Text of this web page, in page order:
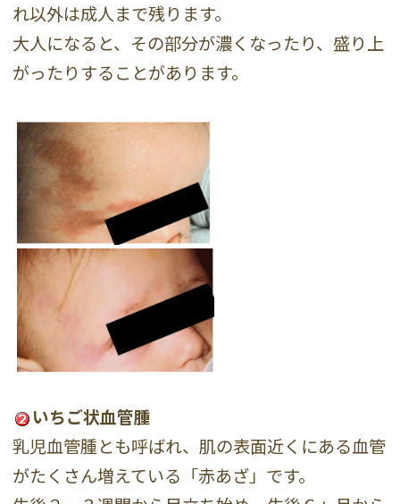
れ以外は成人まで残ります。
大人になると、その部分が濃くなったり、盛り上
がったりすることがあります。
いちご状血管腫
乳児血管腫とも呼ばれ、肌の表面近くにある血管
がたくさん増えている「赤あざ」です。